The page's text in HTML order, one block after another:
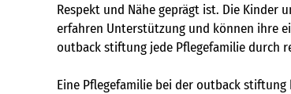
Respekt und Nähe geprägt ist. Die Kinder
erfahren Unterstützung und können ihre
outback stiftung jede Pflegefamilie durch
Eine Pflegefamilie bei der outback